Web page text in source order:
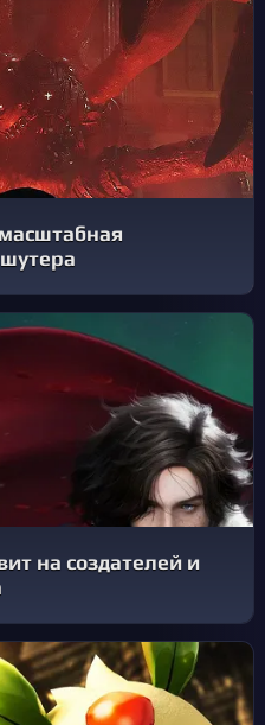
на создателей и